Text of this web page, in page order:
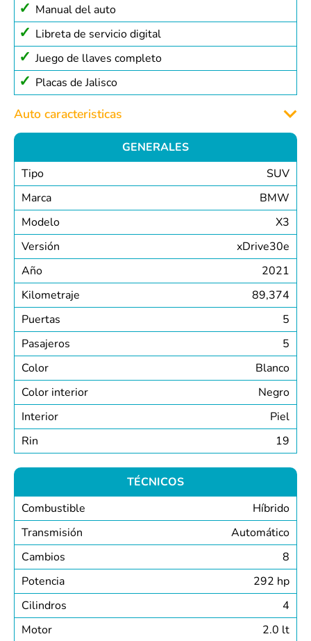
Manual del auto
Libreta de servicio digital
Juego de llaves completo
Placas de Jalisco
Auto caracteristicas
GENERALES
Tipo
SUV
Marca
BMW
Modelo
X3
Versión
xDrive30e
Año
2021
Kilometraje
89,374
Puertas
5
Pasajeros
5
Color
Blanco
Color interior
Negro
Interior
Piel
Rin
19
TÉCNICOS
Combustible
Híbrido
Transmisión
Automático
Cambios
8
Potencia
292 hp
Cilindros
4
Motor
2.0 lt